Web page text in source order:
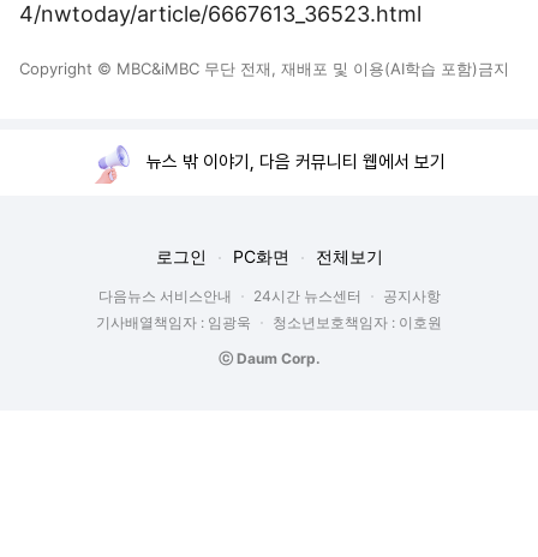
4/nwtoday/article/6667613_36523.html
Copyright © MBC&iMBC 무단 전재, 재배포 및 이용(AI학습 포함)금지
뉴스 밖 이야기, 다음 커뮤니티 웹에서 보기
로그인 PC화면 전체보기
다음뉴스 서비스안내 24시간 뉴스센터
공지사항
기사배열책임자 : 임광욱
청소년보호책임자 : 이호원
ⓒ Daum Corp.